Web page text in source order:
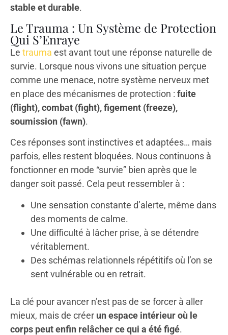
stable et durable.
Le Trauma : Un Système de Protection
Qui S’Enraye
Le trauma est avant tout une réponse naturelle de
survie. Lorsque nous vivons une situation perçue
comme une menace, notre système nerveux met
en place des mécanismes de protection : fuite
(flight), combat (fight), figement (freeze),
soumission (fawn).
Ces réponses sont instinctives et adaptées… mais
parfois, elles restent bloquées. Nous continuons à
fonctionner en mode “survie” bien après que le
danger soit passé. Cela peut ressembler à :
Une sensation constante d’alerte, même dans
des moments de calme.
Une difficulté à lâcher prise, à se détendre
véritablement.
Des schémas relationnels répétitifs où l’on se
sent vulnérable ou en retrait.
La clé pour avancer n’est pas de se forcer à aller
mieux, mais de créer un espace intérieur où le
corps peut enfin relâcher ce qui a été figé.